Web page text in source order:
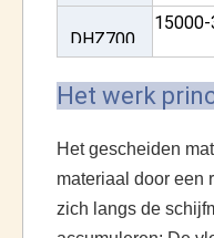
DHZ700
Het werk
Het gescheiden
materiaal door een
zich langs de